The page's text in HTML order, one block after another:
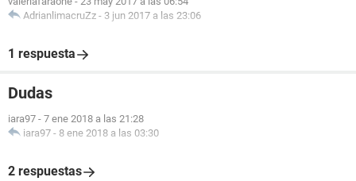
AdrianlimacruZz - 3 jun 2017 a las 23:06
1 respuesta
Dudas
iara97 - 7 ene 2018 a las 21:28
iara97 - 8 ene 2018 a las 03:30
2 respuestas